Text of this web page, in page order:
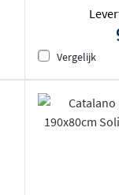
Vergelijk